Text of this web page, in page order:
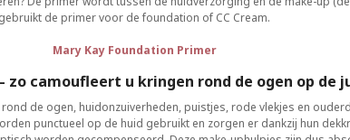
gebruikt de primer voor de foundation of CC Cream.
Mary Kay Foundation Primer
zo camoufleert u kringen rond de ogen op de
de ogen, huidonzuiverheden, puistjes, rode vlekjes en
punctueel op de huid gebruikt en zorgen er dankzij hun